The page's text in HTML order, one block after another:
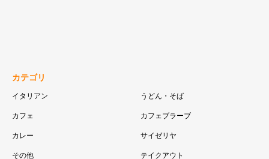
カテゴリ
イタリアン うどん・そば
カフェ カフェブラーブ
カレー サイゼリヤ
その他 テイクアウト